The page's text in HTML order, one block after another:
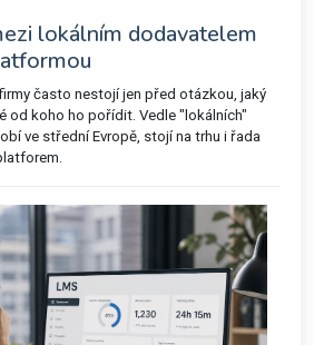
lokálním dodavatelem
často nestojí jen před otázkou, jaký
od koho ho pořídit. Vedle "lokálních"
ve střední Evropě, stojí na trhu i řada